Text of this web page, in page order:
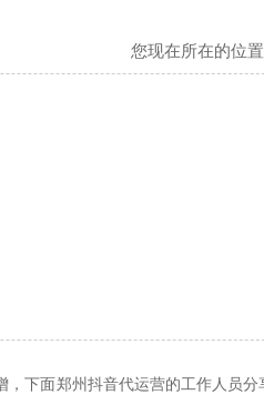
您现在所在的位置
，下面郑州抖音代运营的工作人员分